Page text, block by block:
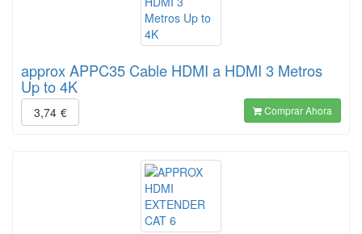
approx APPC35 Cable HDMI a HDMI 3 Metros
Up to 4K
3,74 € Comprar Ahora